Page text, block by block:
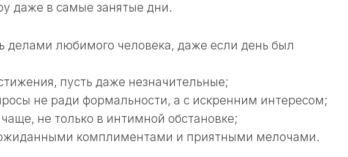
даже в самые занятые дни.
делами любимого человека, даже если день был
пусть даже незначительные;
не ради формальности, а с искренним интересом;
не только в интимной обстановке;
комплиментами и приятными мелочами.